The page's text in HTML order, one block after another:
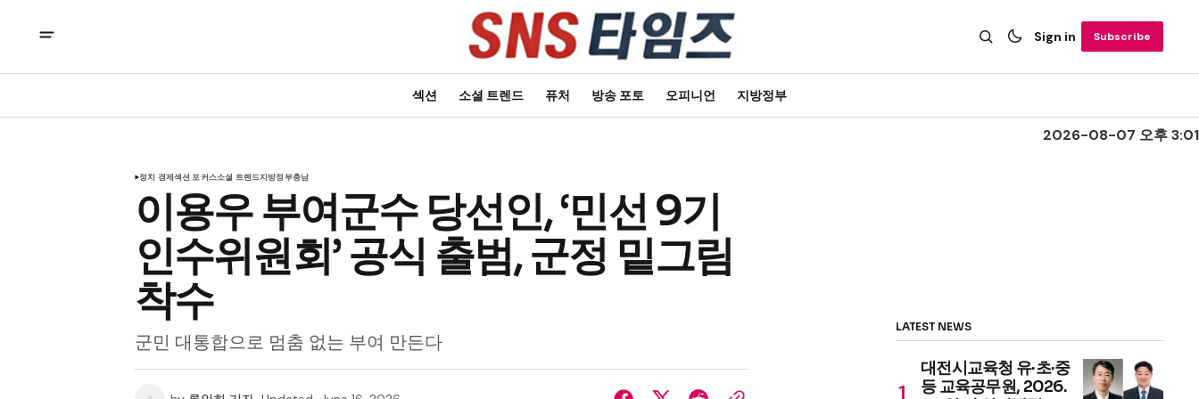
Sign in Subscribe
섹션 소셜 트렌드 퓨처 방송 포토 오피니언 지방정부
2026-08-07 오후 3:01
정치 경제섹션 포커스소셜 트렌드지방정부충남
이용우 부여군수 당선인, ‘민선 9기
인수위원회’ 공식 출범, 군정 밑그림
착수
군민 대통합으로 멈춤 없는 부여 만든다
LATEST NEWS
대전시교육청 유·초·중
등 교육공무원, 2026.